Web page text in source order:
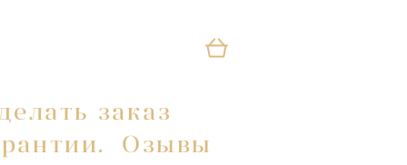
заказ
Озывы
заказ
Озывы